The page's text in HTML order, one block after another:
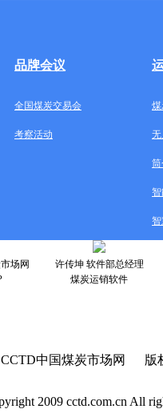
品牌会议
全国煤炭交易会
考察活动
场网
许传坤 软件部总经理
煤炭运销软件
中国煤炭市场网 版
2009 cctd.com.cn All